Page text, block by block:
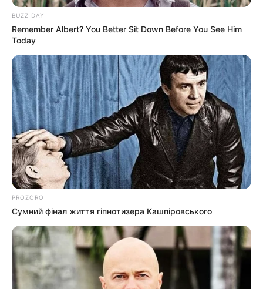
BUZZ DAY
Remember Albert? You Better Sit Down Before You See Him
Today
PROZORO
Сумний фінал життя гіпнотизера Кашпіровського